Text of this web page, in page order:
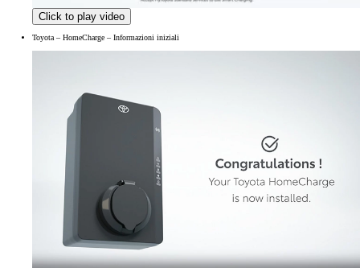
Click to play video
Toyota – HomeCharge – Informazioni iniziali